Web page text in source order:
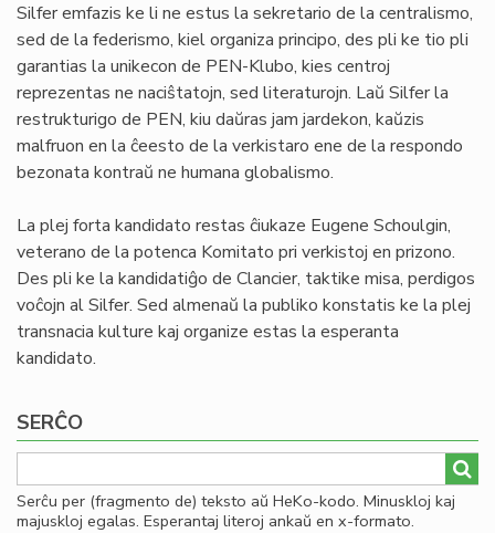
Silfer emfazis ke li ne estus la sekretario de la centralismo,
sed de la federismo, kiel organiza principo, des pli ke tio pli
garantias la unikecon de PEN-Klubo, kies centroj
reprezentas ne naciŝtatojn, sed literaturojn. Laŭ Silfer la
restrukturigo de PEN, kiu daŭras jam jardekon, kaŭzis
malfruon en la ĉeesto de la verkistaro ene de la respondo
bezonata kontraŭ ne humana globalismo.
La plej forta kandidato restas ĉiukaze Eugene Schoulgin,
veterano de la potenca Komitato pri verkistoj en prizono.
Des pli ke la kandidatiĝo de Clancier, taktike misa, perdigos
voĉojn al Silfer. Sed almenaŭ la publiko konstatis ke la plej
transnacia kulture kaj organize estas la esperanta
kandidato.
SERĈO
Serĉu per (fragmento de) teksto aŭ HeKo-kodo. Minuskloj kaj
majuskloj egalas. Esperantaj literoj ankaŭ en x-formato.